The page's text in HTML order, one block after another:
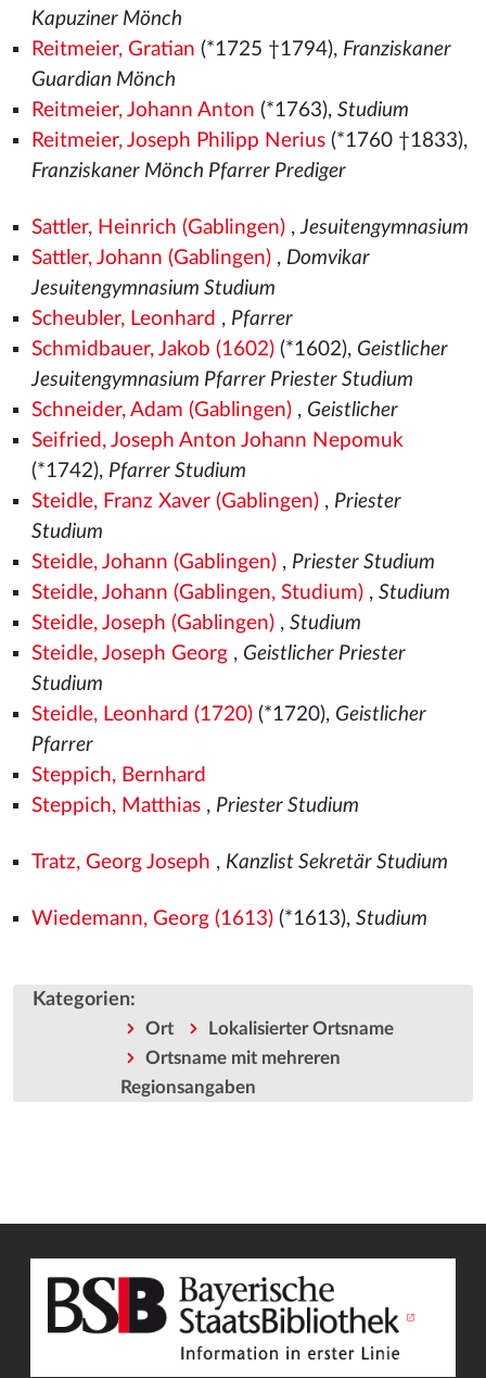
Kapuziner Mönch
Reitmeier, Gratian (*1725 †1794), Franziskaner
Guardian Mönch
Reitmeier, Johann Anton (*1763), Studium
Reitmeier, Joseph Philipp Nerius(*1760 †1833),
Franziskaner Mönch Pfarrer Prediger
Sattler, Heinrich (Gablingen),Jesuitengymnasium
Sattler, Johann (Gablingen), Domvikar
Jesuitengymnasium Studium
Scheubler, Leonhard , Pfarrer
Schmidbauer, Jakob (1602)(*1602), Geistlicher
Jesuitengymnasium Pfarrer Priester Studium
Schneider, Adam (Gablingen), Geistlicher
Seifried, Joseph Anton Johann Nepomuk
(*1742), Pfarrer Studium
Steidle, Franz Xaver (Gablingen), Priester
Studium
Steidle, Johann (Gablingen), Priester Studium
Steidle, Johann (Gablingen, Studium), Studium
Steidle, Joseph (Gablingen), Studium
Steidle, Joseph Georg, Geistlicher Priester
Studium
Steidle, Leonhard (1720)(*1720), Geistlicher
Pfarrer
Steppich, Bernhard
Steppich, Matthias, Priester Studium
Tratz, Georg Joseph , Kanzlist Sekretär Studium
Wiedemann, Georg (1613)(*1613), Studium
Kategorien:
Ort
Lokalisierter Ortsname
Ortsname mit mehreren
Regionsangaben